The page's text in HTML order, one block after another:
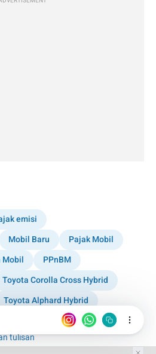
emisi
Mobil Baru
Pajak Mobil
Mobil
PPnBM
Toyota Corolla Cross Hybrid
Toyota Alphard Hybrid
tulisan